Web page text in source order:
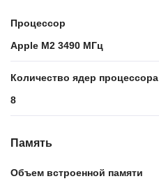
Процессор
Apple M2 3490 МГц
Количество ядер процессора
8
Память
Объем встроенной памяти